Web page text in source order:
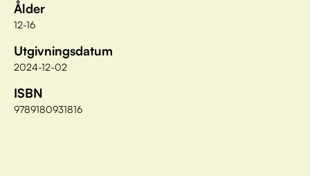
Ålder
12-16
Utgivningsdatum
2024-12-02
ISBN
9789180931816